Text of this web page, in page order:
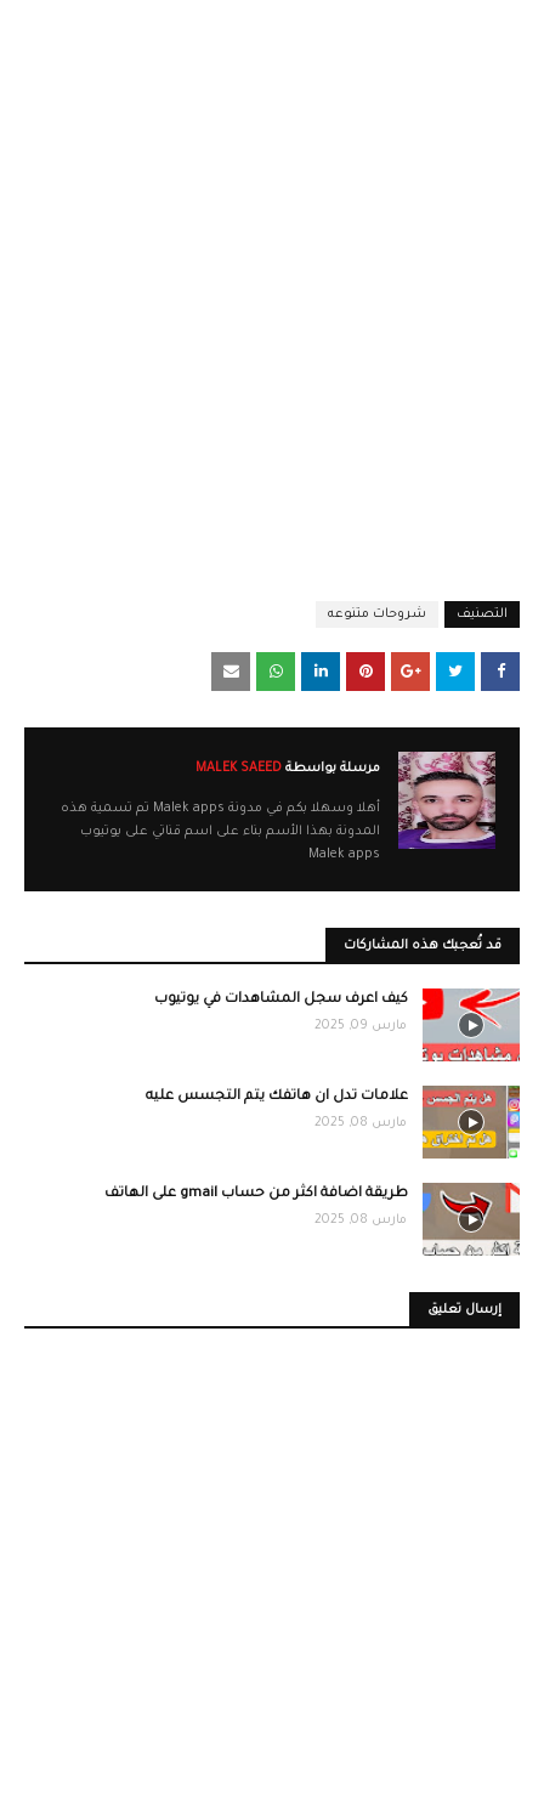
التصنيف شروحات متنوعه
مرسلة بواسطة
أهلا وسهلا بكم في مدونة Malek apps تم تسمية هذه
المدونة بهذا الأسم بناء على اسم قناتي على يوتيوب
Malek apps
قد تُعجبك هذه المشاركات
كيف اعرف سجل المشاهدات في يوتيوب
مارس 09, 2025
علامات تدل ان هاتفك يتم التجسس عليه
مارس 08, 2025
طريقة اضافة اكثر من حساب gmail على الهاتف
مارس 08, 2025
إرسال تعليق